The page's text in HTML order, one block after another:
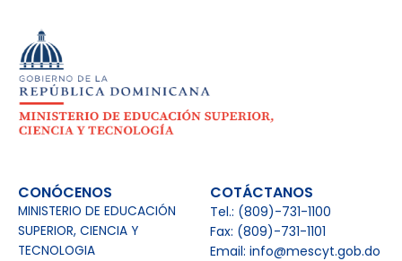
CONÓCENOS
MINISTERIO DE EDUCACIÓN
SUPERIOR, CIENCIA Y
TECNOLOGIA
COTÁCTANOS
Tel.: (809)-731-1100
Fax: (809)-731-1101
Email: info@mescyt.gob.do